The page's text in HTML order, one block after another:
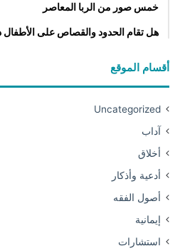
خمس صور من الربا المعاصر
هل تقام الحدود والقصاص على الأطفال
أقسام الموقع
Uncategorized
آداب
أخلاق
أدعية وأذكار
أصول الفقه
إيمانية
استشارات